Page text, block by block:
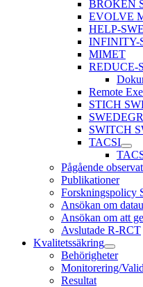
BROKEN
EVOLVE
HELP-
INFINITY-
MIMET
REDUCE-
Remote
STICH
SWITCH
TACSI
Pågående
Publikationer
Forskningspolicy
Ansökan om
Ansökan om att
Avslutade R-RCT
Kvalitetssäkring
Behörigheter
Monitorering/
Resultat